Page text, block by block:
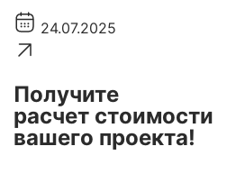
24.07.2025
Получите
расчет стоимости
вашего проекта!